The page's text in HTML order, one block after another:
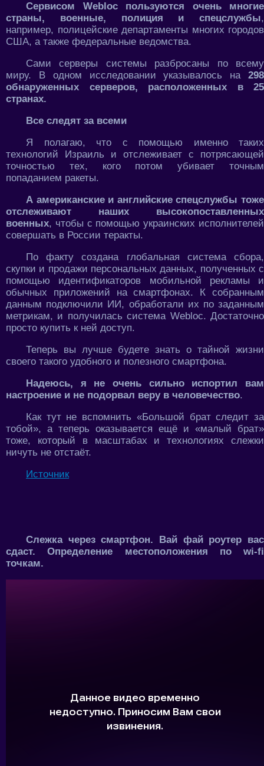
Сервисом Webloc пользуются очень многие
страны, военные, полиция и спецслужбы,
например, полицейские департаменты многих городов
США, а также федеральные ведомства.
Сами серверы системы разбросаны по всему
миру. В одном исследовании указывалось на298
обнаруженных серверов, расположенных в 25
странах.
Все следят за всеми
Я полагаю, что с помощью именно таких
технологий Израиль и отслеживает с потрясающей
точностью тех, кого потом убивает точным
попаданием ракеты.
А американские и английские спецслужбы тоже
отслеживают наших высокопоставленных
военных, чтобы с помощью украинских исполнителей
совершать в России теракты.
По факту создана глобальная система сбора,
скупки и продажи персональных данных, полученных с
помощью идентификаторов мобильной рекламы и
обычных приложений на смартфонах. К собранным
данным подключили ИИ, обработали их по заданным
метрикам, и получилась система Webloc. Достаточно
просто купить к ней доступ.
Теперь вы лучше будете знать о тайной жизни
своего такого удобного и полезного смартфона.
Надеюсь, я не очень сильно испортил вам
настроение и не подорвал веру в человечество.
Как тут не вспомнить «Большой брат следит за
тобой», а теперь оказывается ещё и «малый брат»
тоже, который в масштабах и технологиях слежки
ничуть не отстаёт.
Источник
Слежка через смартфон. Вай фай роутер вас
сдаст. Определение местоположения по wi-fi
точкам.